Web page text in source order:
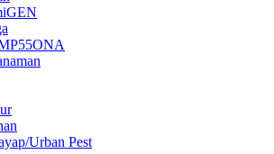
Urban Pest